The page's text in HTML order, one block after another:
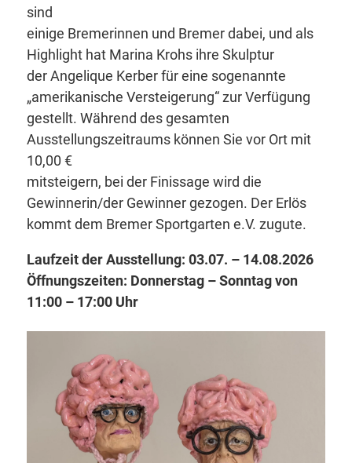
sind
einige Bremerinnen und Bremer dabei, und als
Highlight hat Marina Krohs ihre Skulptur
der Angelique Kerber für eine sogenannte
„amerikanische Versteigerung“ zur Verfügung
gestellt. Während des gesamten
Ausstellungszeitraums können Sie vor Ort mit
10,00 €
mitsteigern, bei der Finissage wird die
Gewinnerin/der Gewinner gezogen. Der Erlös
kommt dem Bremer Sportgarten e.V. zugute.
Laufzeit der Ausstellung: 03.07. – 14.08.2026
Öffnungszeiten: Donnerstag – Sonntag von
11:00 – 17:00 Uhr